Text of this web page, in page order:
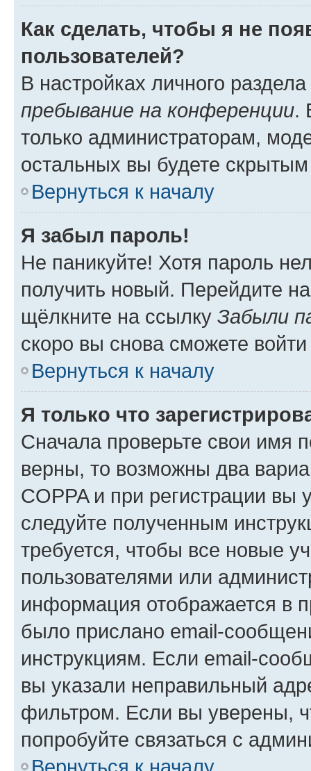
Как сделать, чтобы я не
пользователей?
В настройках личного
пребывание на конференции.
только администраторам,
остальных вы будете
Вернуться к началу
Я забыл пароль!
Не паникуйте! Хотя пароль
получить новый. Перейдите
щёлкните на ссылку Забыли
скоро вы снова сможете
Вернуться к началу
Я только что
Сначала проверьте свои имя
верны, то возможны два
COPPA и при регистрации вы
следуйте полученным
требуется, чтобы все новые
пользователями или
информация отображается в
было прислано email-
инструкциям. Если email-
вы указали неправильный
фильтром. Если вы уверены,
попробуйте связаться с
Вернуться к началу